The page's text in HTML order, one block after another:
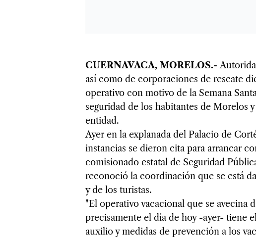
CUERNAVACA, MORELOS.-
así como de corporaciones de rescate
operativo con motivo de la Semana
seguridad de los habitantes de Morelos
entidad.
Ayer en la explanada del Palacio de
instancias se dieron cita para arrancar
comisionado estatal de Seguridad
reconoció la coordinación que se está
y de los turistas.
"El operativo vacacional que se avecina
precisamente el día de hoy -ayer- tiene
auxilio y medidas de prevención a los